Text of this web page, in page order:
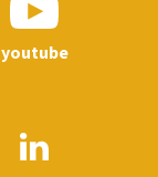
youtube